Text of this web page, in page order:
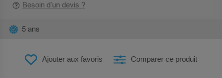
Besoin d’un devis ?
Ajouter aux favoris Comparer ce produit
5 ans